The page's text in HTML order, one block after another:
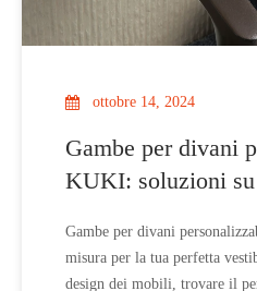
ottobre 14, 2024
Gambe per divani
KUKI: soluzioni
Gambe per divani
misura per la tua perfetta
design dei mobili, trovare il